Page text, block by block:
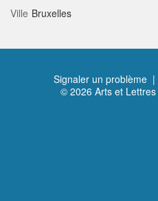
Ville Bruxelles
Signaler un problème |
© 2026 Arts et Lettres